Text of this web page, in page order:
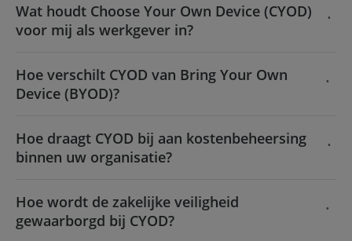
Wat houdt Choose Your Own Device (CYOD)
voor mij als werkgever in?
Hoe verschilt CYOD van Bring Your Own
Device (BYOD)?
Hoe draagt CYOD bij aan kostenbeheersing
binnen uw organisatie?
Hoe wordt de zakelijke veiligheid
gewaarborgd bij CYOD?